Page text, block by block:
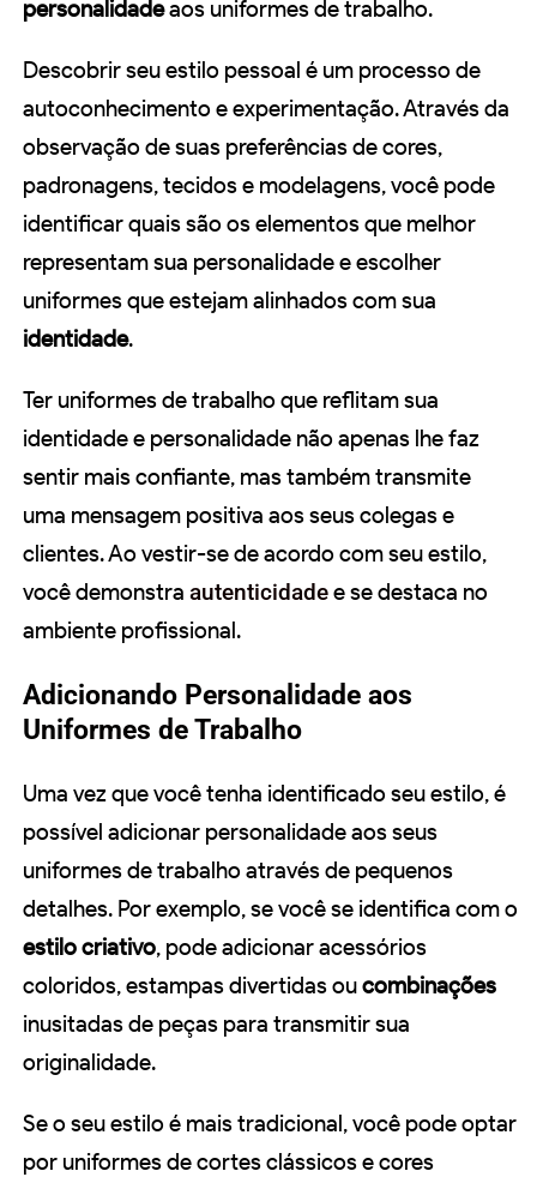
personalidadeaos uniformes de trabalho.
Descobrir seu estilo pessoal é um processo de
autoconhecimento e experimentação. Através da
observação de suas preferências de cores,
padronagens, tecidos e modelagens, você pode
identificar quais são os elementos que melhor
representam sua personalidade e escolher
uniformes que estejam alinhados com sua
identidade.
Ter uniformes de trabalho que reflitam sua
identidade e personalidade não apenas lhe faz
sentir mais confiante, mas também transmite
uma mensagem positiva aos seus colegas e
clientes. Ao vestir-se de acordo com seu estilo,
você demonstra autenticidadee se destaca no
ambiente profissional.
Adicionando Personalidade aos
Uniformes de Trabalho
Uma vez que você tenha identificado seu estilo, é
possível adicionar personalidade aos seus
uniformes de trabalho através de pequenos
detalhes. Por exemplo, se você se identifica com o
estilo criativo, pode adicionar acessórios
coloridos, estampas divertidas oucombinações
inusitadas de peças para transmitir sua
originalidade.
Se o seu estilo é mais tradicional, você pode optar
por uniformes de cortes clássicos e cores